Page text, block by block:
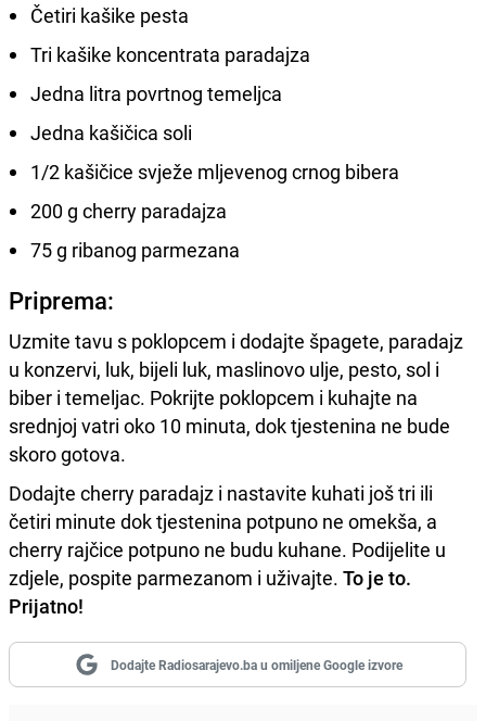
Četiri kašike pesta
Tri kašike koncentrata paradajza
Jedna litra povrtnog temeljca
Jedna kašičica soli
1/2 kašičice svježe mljevenog crnog bibera
200 g cherry paradajza
75 g ribanog parmezana
Priprema:
Uzmite tavu s poklopcem i dodajte špagete, paradajz
u konzervi, luk, bijeli luk, maslinovo ulje, pesto, sol i
biber i temeljac. Pokrijte poklopcem i kuhajte na
srednjoj vatri oko 10 minuta, dok tjestenina ne bude
skoro gotova.
Dodajte cherry paradajz i nastavite kuhati još tri ili
četiri minute dok tjestenina potpuno ne omekša, a
cherry rajčice potpuno ne budu kuhane. Podijelite u
zdjele, pospite parmezanom i uživajte. To je to.
Prijatno!
Dodajte Radiosarajevo.ba u omiljene Google izvore